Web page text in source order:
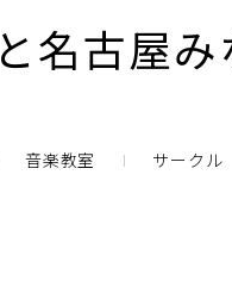
名古屋
音楽教室 サークル